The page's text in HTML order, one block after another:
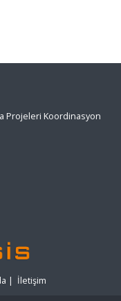
Projeleri Koordinasyon
| İletişim